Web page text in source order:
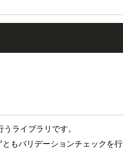
ライブラリです。
もバリデーションチェックを